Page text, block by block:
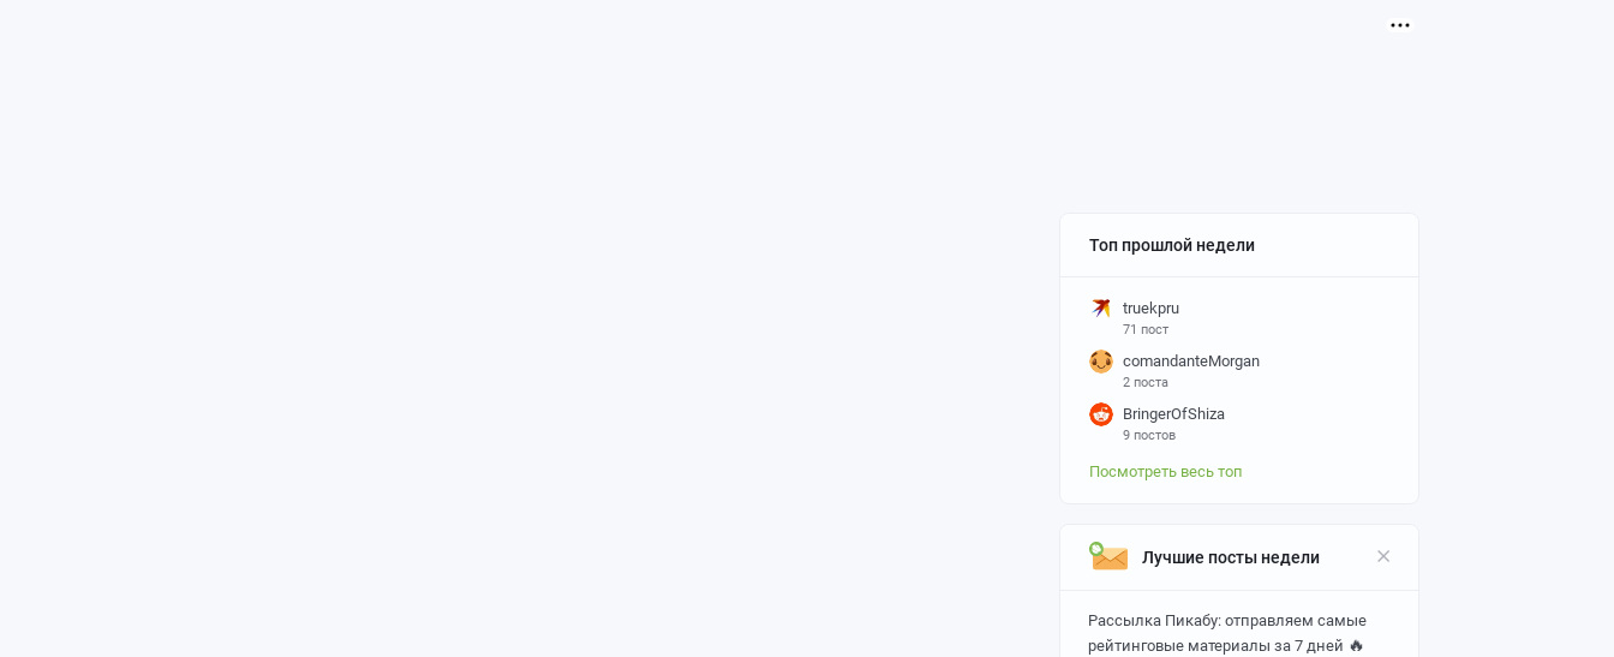
Топ прошлой недели
truekpru
71 пост
comandanteMorgan
2 поста
BringerOfShiza
9 постов
Посмотреть весь топ
Лучшие посты недели
Рассылка Пикабу: отправляем самые
рейтинговые материалы за 7 дней 🔥